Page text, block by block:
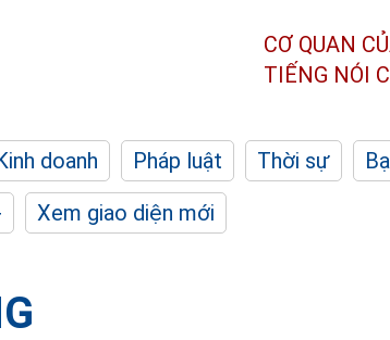
CƠ QUAN
TIẾNG NÓI
doanh Pháp luật Thời sự
Xem giao diện mới